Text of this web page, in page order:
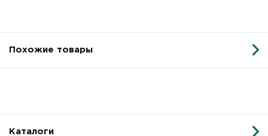
Похожие товары
Каталоги